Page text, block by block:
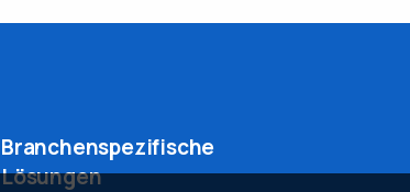
Branchenspezifische
Lösungen